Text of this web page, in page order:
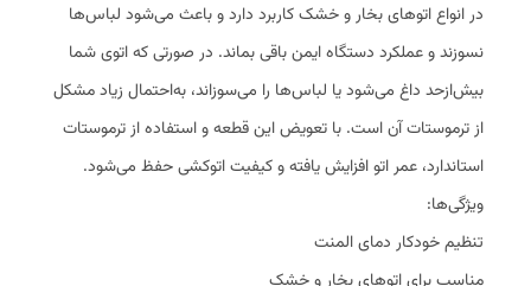
در انواع اتوهای بخار و خشک کاربرد دارد و باعث می‌شود لباس‌ها
نسوزند و عملکرد دستگاه ایمن باقی بماند. در صورتی که اتوی شما
بیش‌ازحد داغ می‌شود یا لباس‌ها را می‌سوزاند، به‌احتمال زیاد مشکل
از ترموستات آن است. با تعویض این قطعه و استفاده از ترموستات
استاندارد، عمر اتو افزایش یافته و کیفیت اتوکشی حفظ می‌شود.
ویژگی‌ها:
تنظیم خودکار دمای المنت